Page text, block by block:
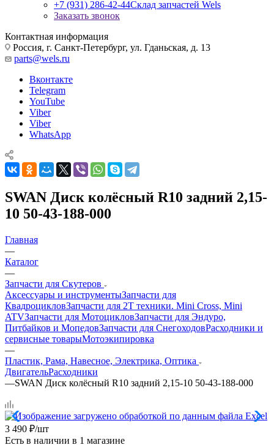
+7 (931) 286-42-44Склад запчастей Wels
Заказать звонок
Контактная информация
Россия, г. Санкт-Петербург, ул. Гданьская, д. 13
parts@wels.ru
Вконтакте
Telegram
YouTube
Viber
Viber
WhatsApp
SWAN Диск колёсный R10 задний 2,15-
10 50-43-188-000
Главная
—
Каталог
—
Запчасти для Скутеров
Аксессуары и инструментыЗапчасти для
КвадроцикловЗапчасти для 2T техники. Mini Cross, Mini
ATVЗапчасти для МотоцикловЗапчасти для Эндуро,
Питбайков и МопедовЗапчасти для СнегоходовРасходники и
сервисные товарыМотоэкипировка
—
Пластик, Рама, Навесное, Электрика, Оптика
ДвигательРасходники
—SWAN Диск колёсный R10 задний 2,15-10 50-43-188-000
3 490 ₽/шт
Есть в наличии в 1 магазине